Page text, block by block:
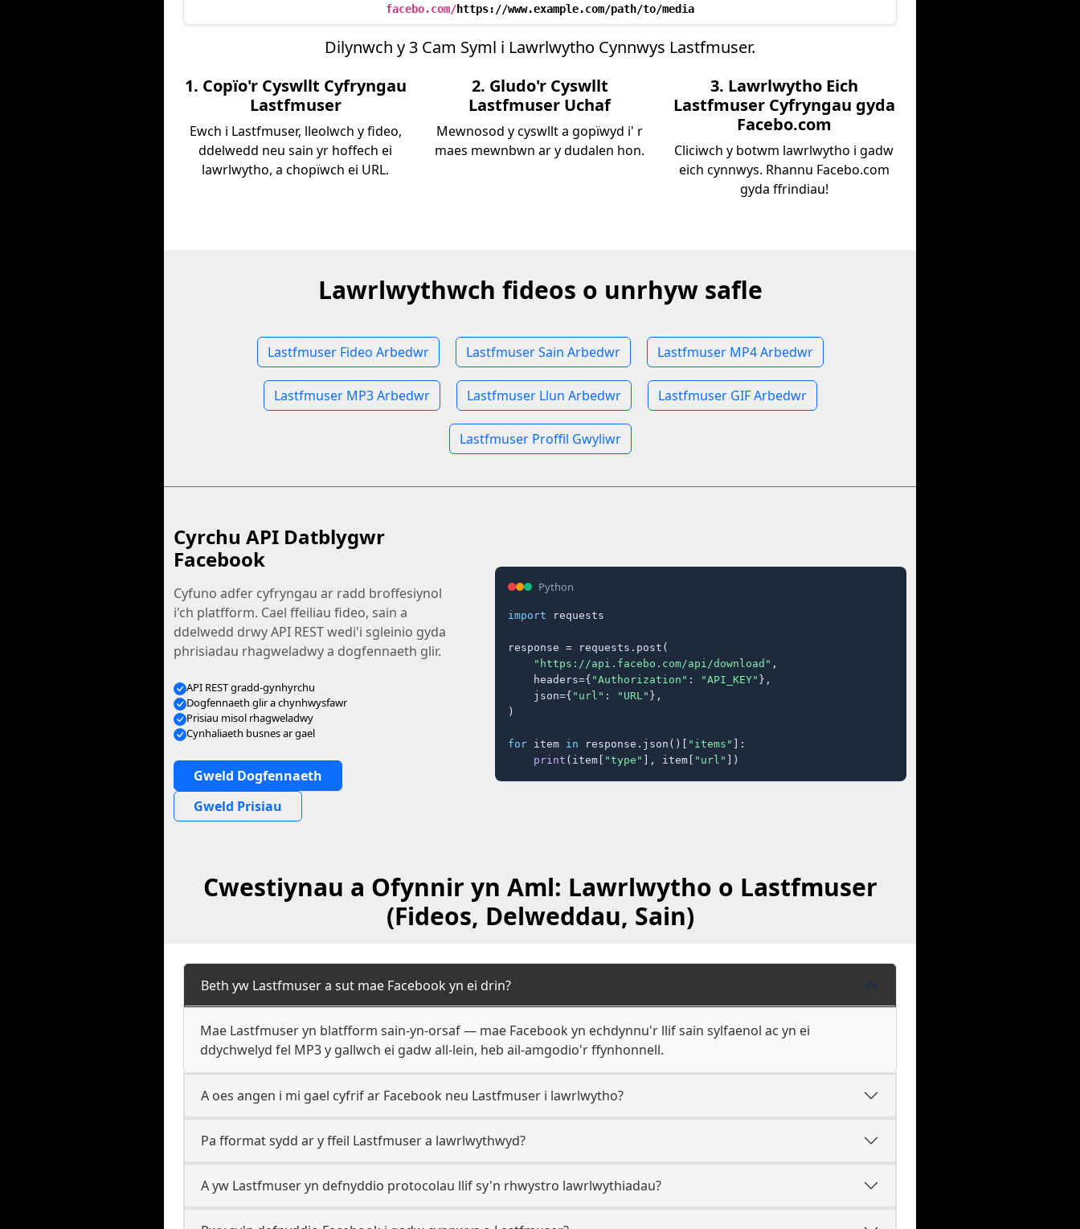
facebo.com/https://www.example.com/path/to/media
Dilynwch y 3 Cam Syml i Lawrlwytho Cynnwys Lastfmuser.
1. Copïo'r Cyswllt Cyfryngau
Lastfmuser
Ewch i Lastfmuser, lleolwch y fideo,
ddelwedd neu sain yr hoffech ei
lawrlwytho, a chopïwch ei URL.
2. Gludo'r Cyswllt
Lastfmuser Uchaf
Mewnosod y cyswllt a gopïwyd i' r
maes mewnbwn ar y dudalen hon.
3. Lawrlwytho Eich
Lastfmuser Cyfryngau gyda
Facebo.com
Cliciwch y botwm lawrlwytho i gadw
eich cynnwys. Rhannu Facebo.com
gyda ffrindiau!
Lawrlwythwch fideos o unrhyw safle
Lastfmuser Fideo Arbedwr Lastfmuser Sain Arbedwr Lastfmuser MP4 Arbedwr
Lastfmuser MP3 Arbedwr Lastfmuser Llun Arbedwr Lastfmuser GIF Arbedwr
Lastfmuser Proffil Gwyliwr
Cyrchu API Datblygwr
Facebook
Cyfuno adfer cyfryngau ar radd broffesiynol
i'ch platfform. Cael ffeiliau fideo, sain a
ddelwedd drwy API REST wedi'i sgleinio gyda
phrisiadau rhagweladwy a dogfennaeth glir.
API REST gradd-gynhyrchu
Dogfennaeth glir a chynhwysfawr
Prisiau misol rhagweladwy
Cynhaliaeth busnes ar gael
Gweld Dogfennaeth
Gweld Prisiau
Python
import requests
response = requests.post(
"https://api.facebo.com/api/download" ,
    headers={
"Authorization" : "API_KEY" },
    json={
"url" : "URL" },
)
for item in response.json()[ "items" ]:
print (item[ "type" ], item[ "url" ])
Cwestiynau a Ofynnir yn Aml: Lawrlwytho o Lastfmuser
(Fideos, Delweddau, Sain)
Beth yw Lastfmuser a sut mae Facebook yn ei drin?
Mae Lastfmuser yn blatfform sain-yn-orsaf — mae Facebook yn echdynnu'r llif sain sylfaenol ac yn ei
ddychwelyd fel MP3 y gallwch ei gadw all-lein, heb ail-amgodio'r ffynhonnell.
A oes angen i mi gael cyfrif ar Facebook neu Lastfmuser i lawrlwytho?
Pa fformat sydd ar y ffeil Lastfmuser a lawrlwythwyd?
A yw Lastfmuser yn defnyddio protocolau llif sy'n rhwystro lawrlwythiadau?